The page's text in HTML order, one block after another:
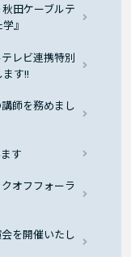
田ケーブルテ
』
レビ連携特別
す!!
師を務めまし
す
オフフォーラ
を開催いたし